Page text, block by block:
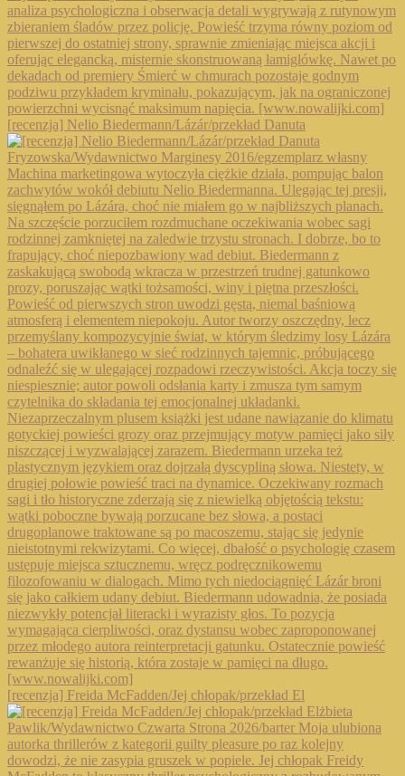
[recenzja] Nelio Biedermann/Lázár/przekład Danuta
[recenzja] Freida McFadden/Jej chłopak/przekład El